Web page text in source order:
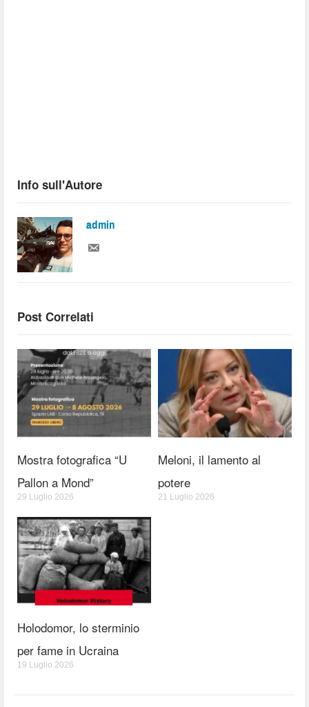
Info sull'Autore
admin
Post Correlati
Mostra fotografica “U
Pallon a Mond”
29 Luglio 2026
Meloni, il lamento al
potere
21 Luglio 2026
Holodomor, lo sterminio
per fame in Ucraina
19 Luglio 2026